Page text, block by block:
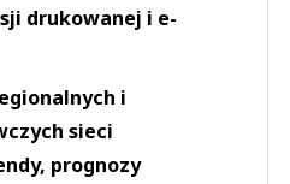
drukowanej i e-
i
sieci
prognozy